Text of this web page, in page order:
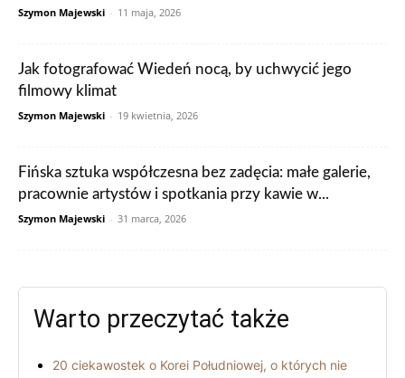
Szymon Majewski - 11 maja, 2026
Jak fotografować Wiedeń nocą, by uchwycić jego
filmowy klimat
Szymon Majewski - 19 kwietnia, 2026
Fińska sztuka współczesna bez zadęcia: małe galerie,
pracownie artystów i spotkania przy kawie w...
Szymon Majewski - 31 marca, 2026
Warto przeczytać także
20 ciekawostek o Korei Południowej, o których nie